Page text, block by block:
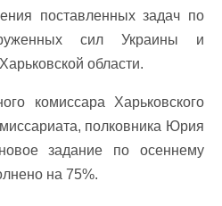
поставленных задач по
сил Украины и
области.
комиссара Харьковского
полковника Юрия
задание по осеннему
на 75%.